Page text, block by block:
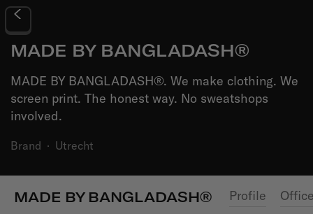
MADE BY BANGLADASH®
MADE BY BANGLADASH®. We make clothing. We
screen print. The honest way. No sweatshops
involved.
Brand · Utrecht
MADE BY BANGLADASH® Profile